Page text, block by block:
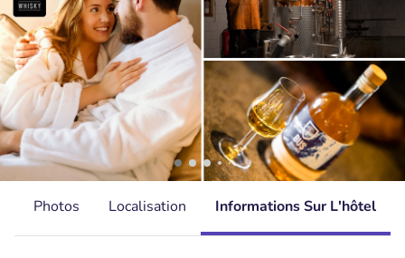
Photos Localisation Informations Sur L'hôtel